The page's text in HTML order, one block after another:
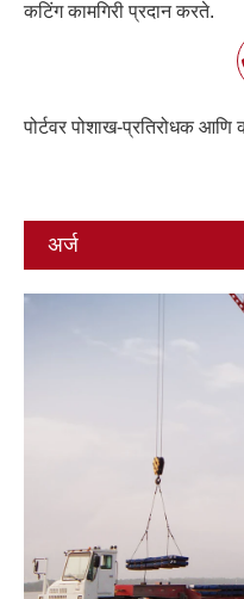
कटिंग कामगिरी प्रदान करते.
पोर्टवर पोशाख-प्रतिरोधक आणि
अर्ज